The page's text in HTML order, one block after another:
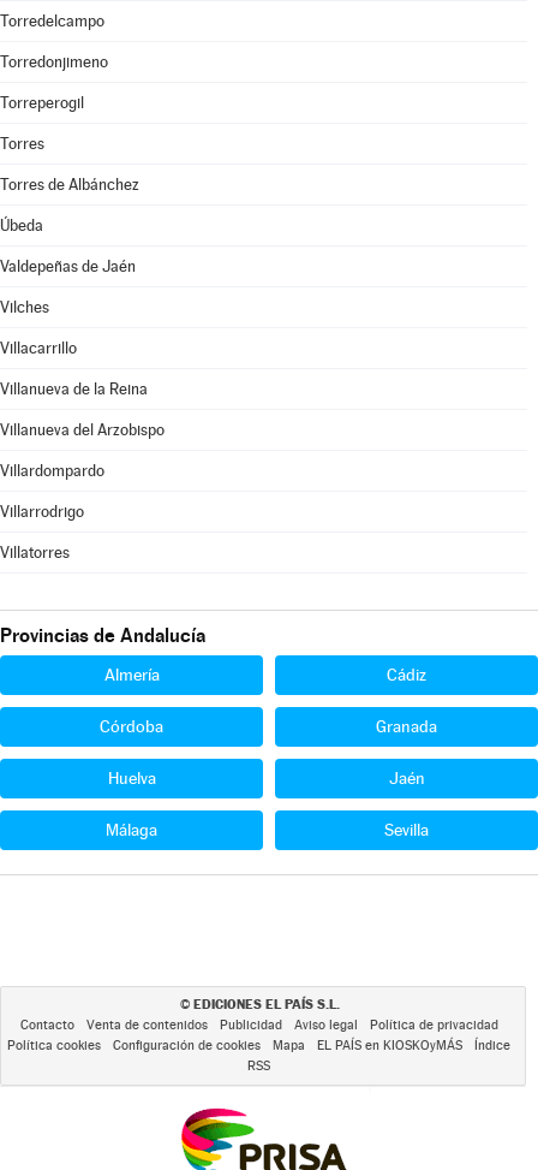
Torredelcampo
Torredonjimeno
Torreperogil
Torres
Torres de Albánchez
Úbeda
Valdepeñas de Jaén
Vilches
Villacarrillo
Villanueva de la Reina
Villanueva del Arzobispo
Villardompardo
Villarrodrigo
Villatorres
Provincias de Andalucía
Almería Cádiz
Córdoba Granada
Huelva Jaén
Málaga Sevilla
© EDICIONES EL PAÍS S.L.
Contacto Venta de contenidos Publicidad Aviso legal
Política de privacidad
Política cookies
Configuración de cookies Mapa EL PAÍS en KIOSKOyMÁS
Índice
RSS